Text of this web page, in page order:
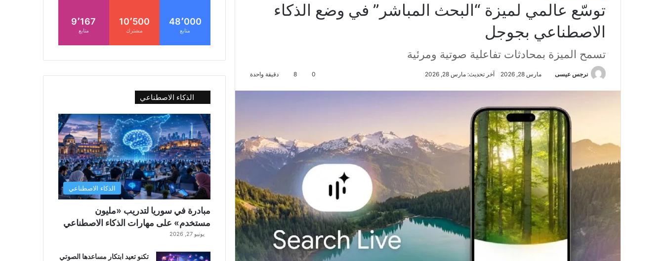
توسّع عالمي لميزة “البحث المباشر” في وضع الذكاء
الاصطناعي بجوجل
تسمح الميزة بمحادثات تفاعلية صوتية ومرئية
نرجس عيسى مارس 28, 2026 آخر تحديث: مارس 28, 2026 0
8 دقيقة واحدة
48٬000
متابع
10٬500
مشترك
9٬167
متابع
الذكاء الاصطناعي
الذكاء الاصطناعي
مبادرة في سوريا لتدريب «مليون
مستخدم» على مهارات الذكاء الاصطناعي
يونيو 27, 2026
تكنو تعيد ابتكار مساعدها الصوتي